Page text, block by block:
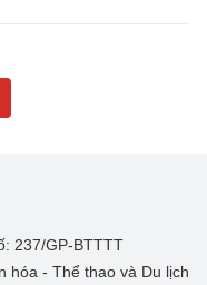
237/GP-BTTTT
hóa - Thể thao và Du lịch